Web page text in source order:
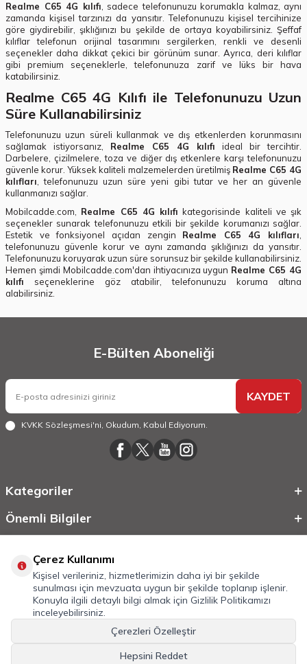
Realme C65 4G kılıfı, sadece telefonunuzu korumakla kalmaz, aynı
zamanda kişisel tarzınızı da yansıtır. Telefonunuzu kişisel tercihinize
göre giydirebilir, şıklığınızı bu şekilde de ortaya koyabilirsiniz. Şeffaf
kılıflar telefonun orijinal tasarımını sergilerken, renkli ve desenli
seçenekler daha dikkat çekici bir görünüm sunar. Ayrıca, deri kılıflar
gibi premium seçeneklerle, telefonunuza zarif ve lüks bir hava
katabilirsiniz.
Realme C65 4G Kılıfı ile Telefonunuzu Uzun
Süre Kullanabilirsiniz
Telefonunuzu uzun süreli kullanmak ve dış etkenlerden korunmasını
sağlamak istiyorsanız, Realme C65 4G kılıfı ideal bir tercihtir.
Darbelere, çizilmelere, toza ve diğer dış etkenlere karşı telefonunuzu
güvenle korur. Yüksek kaliteli malzemelerden üretilmiş Realme C65 4G
kılıfları, telefonunuzu uzun süre yeni gibi tutar ve her an güvenle
kullanmanızı sağlar.
Mobilcadde.com, Realme C65 4G kılıfı kategorisinde kaliteli ve şık
seçenekler sunarak telefonunuzu etkili bir şekilde korumanızı sağlar.
Estetik ve fonksiyonel açıdan zengin Realme C65 4G kılıfları,
telefonunuzu güvenle korur ve aynı zamanda şıklığınızı da yansıtır.
Telefonunuzu koruyarak uzun süre sorunsuz bir şekilde kullanabilirsiniz.
Hemen şimdi Mobilcadde.com'dan ihtiyacınıza uygun Realme C65 4G
kılıfı seçeneklerine göz atabilir, telefonunuzu koruma altına
alabilirsiniz.
E-Bülten Aboneliği
KAYDET
KVKK Sözleşmesi'ni, Okudum, Kabul Ediyorum.
Kategoriler
Önemli Bilgiler
Çerez Kullanımı
Kişisel verileriniz, hizmetlerimizin daha iyi bir şekilde
sunulması için mevzuata uygun bir şekilde toplanıp işlenir.
Konuyla ilgili detaylı bilgi almak için Gizlilik Politikamızı
inceleyebilirsiniz.
Çerezleri Özelleştir
Hepsini Reddet